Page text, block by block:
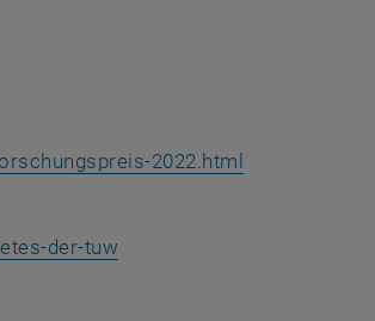
2022.html
der-tuw